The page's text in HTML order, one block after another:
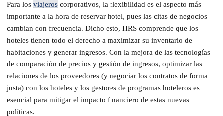
Para los viajeros corporativos, la flexibilidad es el aspecto más
importante a la hora de reservar hotel, pues las citas de negocios
cambian con frecuencia. Dicho esto, HRS comprende que los
hoteles tienen todo el derecho a maximizar su inventario de
habitaciones y generar ingresos. Con la mejora de las tecnologías
de comparación de precios y gestión de ingresos, optimizar las
relaciones de los proveedores (y negociar los contratos de forma
justa) con los hoteles y los gestores de programas hoteleros es
esencial para mitigar el impacto financiero de estas nuevas
políticas.